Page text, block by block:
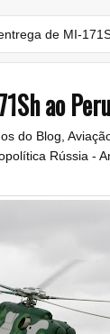
de MI-
ao
do Blog
Rússia -